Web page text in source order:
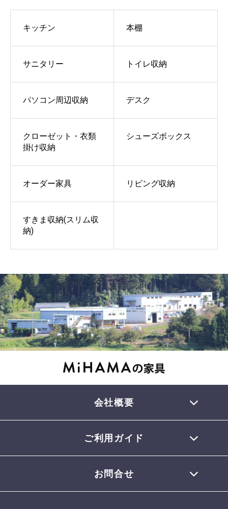
キッチン 本棚
サニタリー トイレ収納
パソコン周辺収納 デスク
クローゼット・衣類
掛け収納
シューズボックス
オーダー家具 リビング収納
すきま収納(スリム収
納)
会社概要
ご利用ガイド
お支払いについて
お問合せ